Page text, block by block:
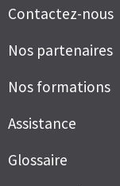
Contactez-nous
Nos partenaires
Nos formations
Assistance
Glossaire